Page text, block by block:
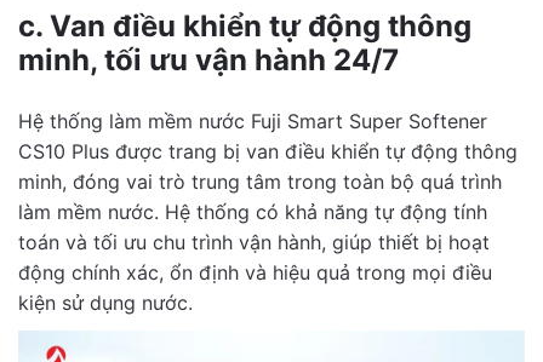
c. Van điều khiển tự động thông
minh, tối ưu vận hành 24/7
Hệ thống làm mềm nước Fuji Smart Super Softener
CS10 Plus được trang bị van điều khiển tự động thông
minh, đóng vai trò trung tâm trong toàn bộ quá trình
làm mềm nước. Hệ thống có khả năng tự động tính
toán và tối ưu chu trình vận hành, giúp thiết bị hoạt
động chính xác, ổn định và hiệu quả trong mọi điều
kiện sử dụng nước.